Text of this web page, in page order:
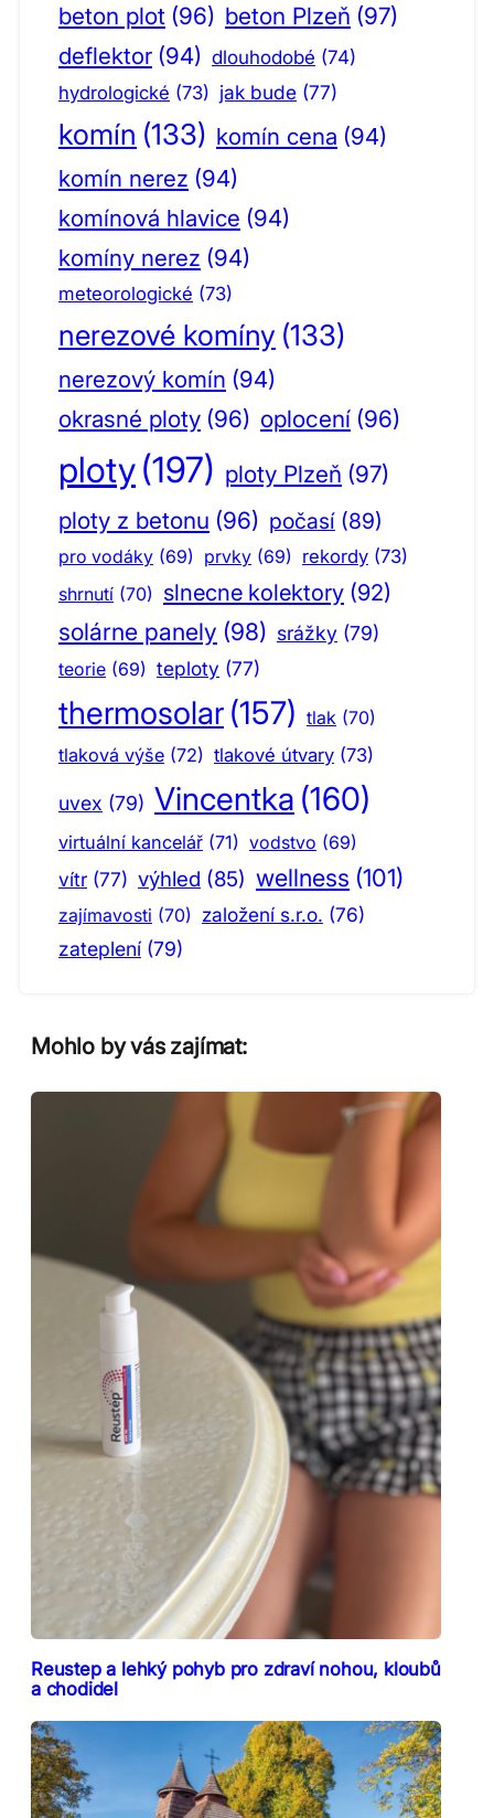
beton plot (96) beton Plzeň (97)
deflektor (94) dlouhodobé (74)
hydrologické (73) jak bude (77)
komín (133) komín cena (94)
komín nerez (94)
komínová hlavice (94)
komíny nerez (94)
meteorologické (73)
nerezové komíny (133)
nerezový komín (94)
okrasné ploty (96) oplocení (96)
ploty(197) ploty Plzeň (97)
ploty z betonu (96) počasí (89)
pro vodáky (69) prvky (69) rekordy (73)
shrnutí (70) slnecne kolektory (92)
solárne panely (98) srážky (79)
teorie (69) teploty (77)
thermosolar (157) tlak (70)
tlaková výše (72) tlakové útvary (73)
uvex (79) Vincentka (160)
virtuální kancelář (71) vodstvo (69)
vítr (77) výhled (85) wellness (101)
zajímavosti (70) založení s.r.o. (76)
zateplení (79)
Mohlo by vás zajímat:
Reustep a lehký pohyb pro zdraví nohou, kloubů
a chodidel